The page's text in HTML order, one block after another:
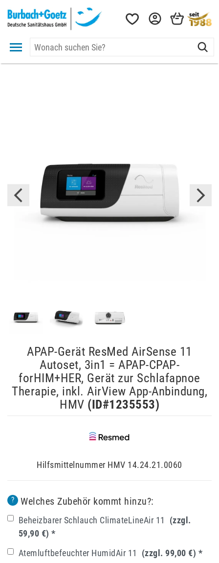
APAP-Gerät ResMed AirSense 11
Autoset, 3in1 = APAP-CPAP-
forHIM+HER, Gerät zur Schlafapnoe
Therapie, inkl. AirView App-Anbindung,
HMV (ID#1235553)
Hilfsmittelnummer HMV 14.24.21.0060
? Welches Zubehör kommt hinzu?:
Beheizbarer Schlauch ClimateLineAir 11
(zzgl.
59,90 €) *
Atemluftbefeuchter HumidAir 11
(zzgl. 99,00 €) *